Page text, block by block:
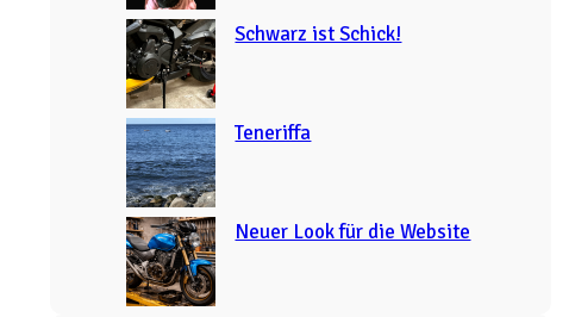
Schwarz ist Schick!
Teneriffa
Neuer Look für die Website